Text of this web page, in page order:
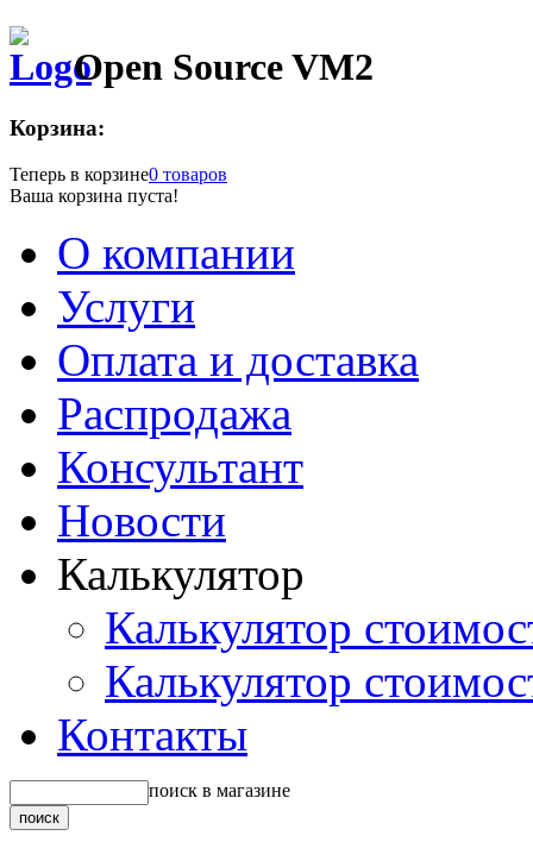
Open Source VM2
Корзина:
Теперь в корзине0 товаров
Ваша корзина пуста!
О компании
Услуги
Оплата и доставка
Распродажа
Консультант
Новости
Калькулятор
Калькулятор
Калькулятор
Контакты
поиск в магазине